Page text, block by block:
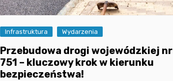
Infrastruktura Wydarzenia
Przebudowa drogi wojewódzkiej nr
751 – kluczowy krok w kierunku
bezpieczeństwa!